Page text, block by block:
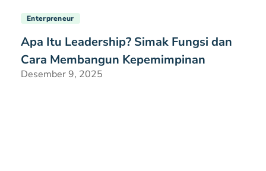
Enterpreneur
Apa Itu Leadership? Simak Fungsi dan
Cara Membangun Kepemimpinan
Desember 9, 2025